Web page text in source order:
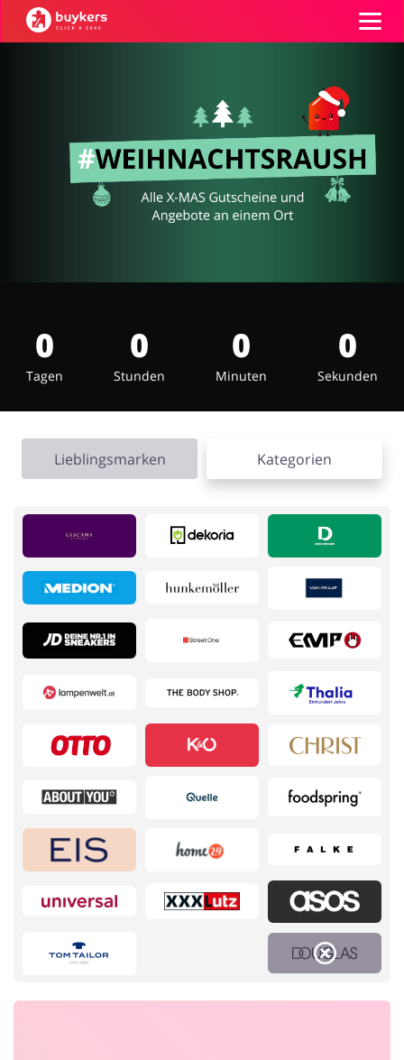
Mode & Accessoires Home & Garden
Sport & Hobby Schmuck & Uhren
Blumen & Geschenke Reisen
Elektronik Tierbedarf
Shops
0
Tagen
0
Stunden
0
Minuten
0
Sekunden
Lieblingsmarken Kategorien